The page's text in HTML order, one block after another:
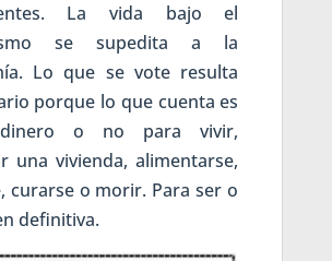
La vida bajo el
se supedita a la
Lo que se vote resulta
porque lo que cuenta es
o no para vivir,
una vivienda, alimentarse,
curarse o morir. Para ser o
definitiva.